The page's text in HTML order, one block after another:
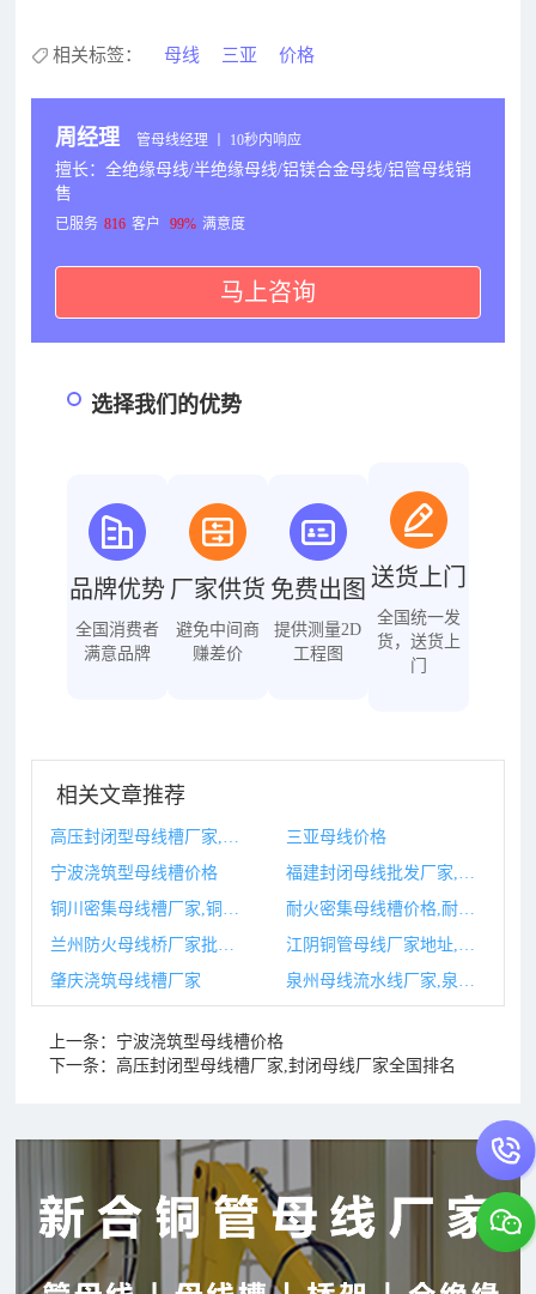
相关标签： 母线 三亚 价格
周经理 管母线经理 丨 10秒内响应
擅长：全绝缘母线/半绝缘母线/铝镁合金母线/铝管母线销
售
已服务 816 客户 99% 满意度
马上咨询
选择我们的优势
品牌优势
全国消费者
满意品牌
厂家供货
避免中间商
赚差价
免费出图
提供测量2D
工程图
送货上门
全国统一发
货，送货上
门
相关文章推荐
三亚母线价格
宁波浇筑型母线槽价格
耐火密集母线槽价格,耐火密集母线槽
肇庆浇筑母线槽厂家
上一条： 宁波浇筑型母线槽价格
下一条： 高压封闭型母线槽厂家,封闭母线厂家全国排名